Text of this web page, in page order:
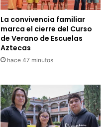
La convivencia familiar
marca el cierre del Curso
de Verano de Escuelas
Aztecas
hace 47 minutos